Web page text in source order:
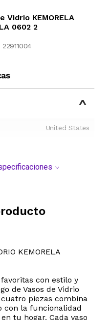
Vidrio KEMORELA
0602 2
22911004
United States
KEMORELA
con estilo y
de Vasos de Vidrio
cuatro piezas combina
con la funcionalidad
tu hogar. Cada vaso